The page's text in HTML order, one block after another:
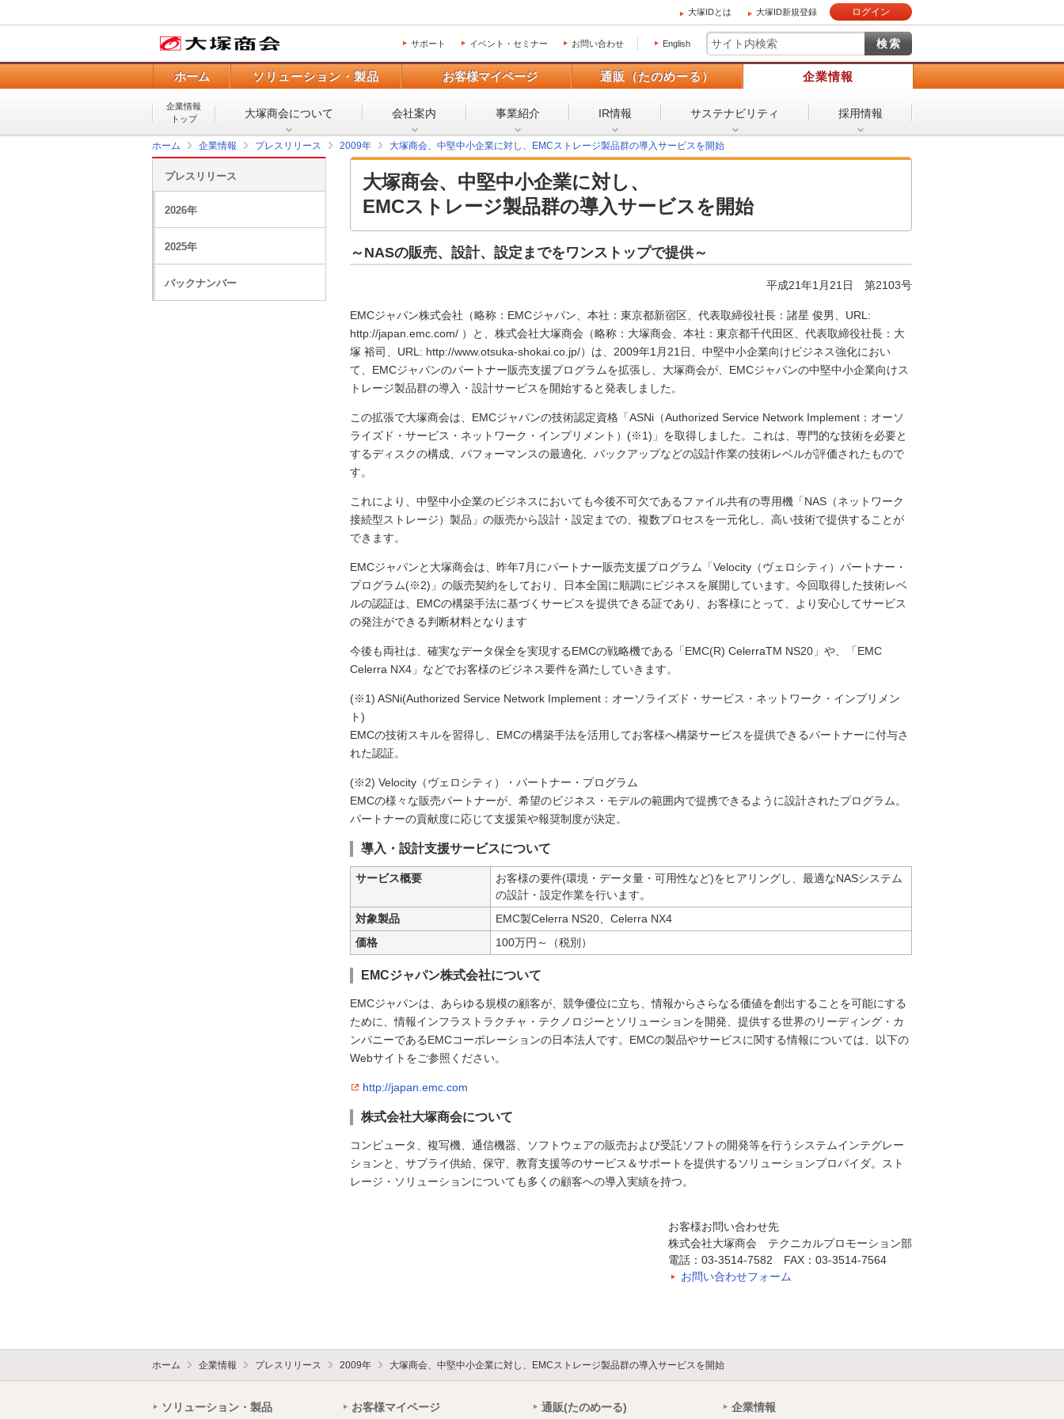
大塚IDとは 大塚ID新規登録 ログイン
サポート イベント・セミナー お問い合わせ English
ホーム ソリューション・製品 お客様マイページ 通販（たのめーる） 企業情報
企業情報
トップ
大塚商会について 会社案内 事業紹介 IR情報 サステナビリティ 採用情報
ホーム 企業情報 プレスリリース 2009年 大塚商会、中堅中小企業に対し、EMCストレージ製品群の導入サービスを開始
大塚商会、中堅中小企業に対し、
EMCストレージ製品群の導入サービスを開始
～NASの販売、設計、設定までをワンストップで提供～
平成21年1月21日 第2103号
EMCジャパン株式会社（略称：EMCジャパン、本社：東京都新宿区、代表取締役社長：諸星 俊男、URL:
http://japan.emc.com/ ）と、株式会社大塚商会（略称：大塚商会、本社：東京都千代田区、代表取締役社長：大
塚 裕司、URL: http://www.otsuka-shokai.co.jp/）は、2009年1月21日、中堅中小企業向けビジネス強化におい
て、EMCジャパンのパートナー販売支援プログラムを拡張し、大塚商会が、EMCジャパンの中堅中小企業向けス
トレージ製品群の導入・設計サービスを開始すると発表しました。
この拡張で大塚商会は、EMCジャパンの技術認定資格「ASNi（Authorized Service Network Implement：オーソ
ライズド・サービス・ネットワーク・インプリメント）(※1)」を取得しました。これは、専門的な技術を必要と
するディスクの構成、パフォーマンスの最適化、バックアップなどの設計作業の技術レベルが評価されたもので
す。
これにより、中堅中小企業のビジネスにおいても今後不可欠であるファイル共有の専用機「NAS（ネットワーク
接続型ストレージ）製品」の販売から設計・設定までの、複数プロセスを一元化し、高い技術で提供することが
できます。
EMCジャパンと大塚商会は、昨年7月にパートナー販売支援プログラム「Velocity（ヴェロシティ）パートナー・
プログラム(※2)」の販売契約をしており、日本全国に順調にビジネスを展開しています。今回取得した技術レベ
ルの認証は、EMCの構築手法に基づくサービスを提供できる証であり、お客様にとって、より安心してサービス
の発注ができる判断材料となります
今後も両社は、確実なデータ保全を実現するEMCの戦略機である「EMC(R) CelerraTM NS20」や、「EMC
Celerra NX4」などでお客様のビジネス要件を満たしていきます。
(※1) ASNi(Authorized Service Network Implement：オーソライズド・サービス・ネットワーク・インプリメン
ト)
EMCの技術スキルを習得し、EMCの構築手法を活用してお客様へ構築サービスを提供できるパートナーに付与さ
れた認証。
(※2) Velocity（ヴェロシティ）・パートナー・プログラム
EMCの様々な販売パートナーが、希望のビジネス・モデルの範囲内で提携できるように設計されたプログラム。
パートナーの貢献度に応じて支援策や報奨制度が決定。
導入・設計支援サービスについて
サービス概要
お客様の要件(環境・データ量・可用性など)をヒアリングし、最適なNASシステム
の設計・設定作業を行います。
対象製品
EMC製Celerra NS20、Celerra NX4
価格
100万円～（税別）
EMCジャパン株式会社について
EMCジャパンは、あらゆる規模の顧客が、競争優位に立ち、情報からさらなる価値を創出することを可能にする
ために、情報インフラストラクチャ・テクノロジーとソリューションを開発、提供する世界のリーディング・カ
ンパニーであるEMCコーポレーションの日本法人です。EMCの製品やサービスに関する情報については、以下の
Webサイトをご参照ください。
http://japan.emc.com
株式会社大塚商会について
コンピュータ、複写機、通信機器、ソフトウェアの販売および受託ソフトの開発等を行うシステムインテグレー
ションと、サプライ供給、保守、教育支援等のサービス＆サポートを提供するソリューションプロバイダ。スト
レージ・ソリューションについても多くの顧客への導入実績を持つ。
お客様お問い合わせ先
株式会社大塚商会 テクニカルプロモーション部
電話：03-3514-7582 FAX：03-3514-7564
お問い合わせフォーム
プレスリリース
2026年
2025年
バックナンバー
ホーム 企業情報 プレスリリース 2009年 大塚商会、中堅中小企業に対し、EMCストレージ製品群の導入サービスを開始
ソリューション・製品 お客様マイページ 通販(たのめーる) 企業情報